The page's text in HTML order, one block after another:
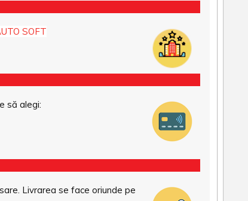
SOFT
să alegi:
Livrarea se face oriunde pe